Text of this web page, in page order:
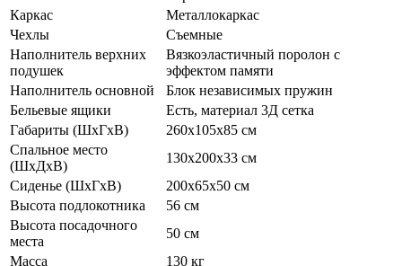
Каркас
Металлокаркас
Чехлы
Съемные
Наполнитель верхних
подушек
Вязкоэластичный поролон с
эффектом памяти
Наполнитель основной
Блок независимых пружин
Бельевые ящики
Есть, материал 3Д сетка
Габариты (ШхГхВ)
260х105х85 см
Спальное место
(ШхДхВ)
130х200х33 см
Сиденье (ШхГхВ)
200х65х50 см
Высота подлокотника
56 см
Высота посадочного
места
50 см
Масса
130 кг